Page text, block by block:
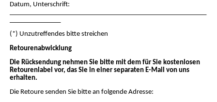
Datum, Unterschrift:
(*) Unzutreffendes bitte streichen
Retourenabwicklung
Die Rücksendung nehmen Sie bitte mit dem für Sie kostenlosen
Retourenlabel vor, das Sie in einer separaten E-Mail von uns
erhalten.
Die Retoure senden Sie bitte an folgende Adresse: